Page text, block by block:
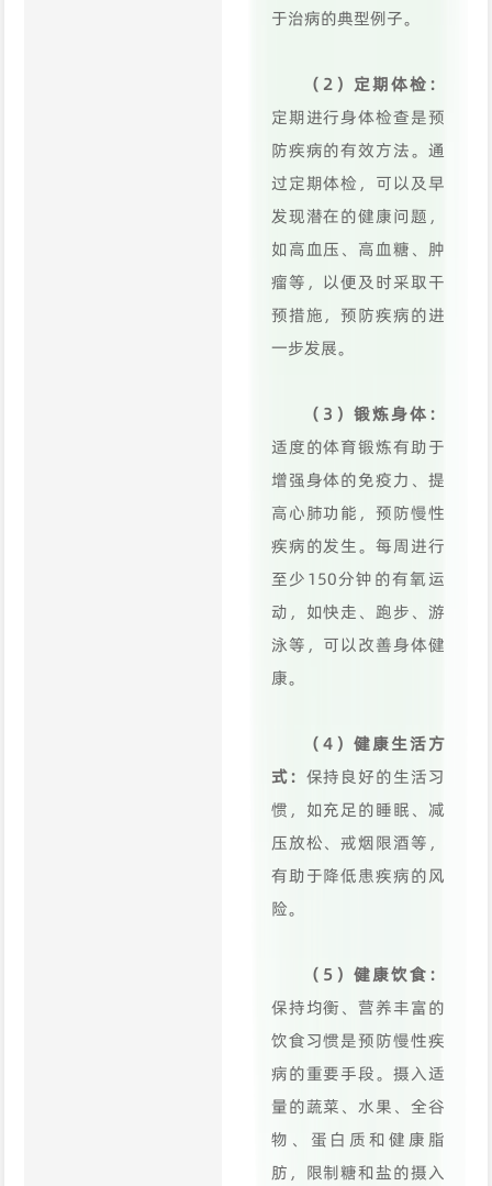
于治病的典型例子。
（2）定期体检：
定期进行身体检查是预
防疾病的有效方法。通
过定期体检，可以及早
发现潜在的健康问题，
如高血压、高血糖、肿
瘤等，以便及时采取干
预措施，预防疾病的进
一步发展。
（3）锻炼身体：
适度的体育锻炼有助于
增强身体的免疫力、提
高心肺功能，预防慢性
疾病的发生。每周进行
至少150分钟的有氧运
动，如快走、跑步、游
泳等，可以改善身体健
康。
（4）健康生活方
式： 保持良好的生活习
惯，如充足的睡眠、减
压放松、戒烟限酒等，
有助于降低患疾病的风
险。
（5）健康饮食：
保持均衡、营养丰富的
饮食习惯是预防慢性疾
病的重要手段。摄入适
量的蔬菜、水果、全谷
物、蛋白质和健康脂
肪，限制糖和盐的摄入